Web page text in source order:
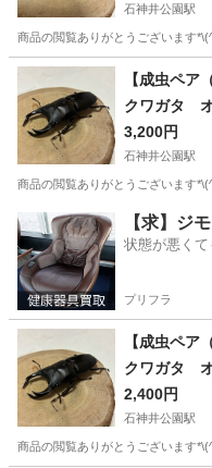
石神井公園駅
商品の閲覧ありがとうございます
東京 練馬区 石神井公園駅
【成虫ペ
クワガタ
3,200円
石神井公園駅
商品の閲覧ありがとうございます
東京 練馬区 石神井公園駅
【求】ジ
状態が悪く
プリフラ
【成虫ペ
クワガタ
2,400円
石神井公園駅
商品の閲覧ありがとうございます